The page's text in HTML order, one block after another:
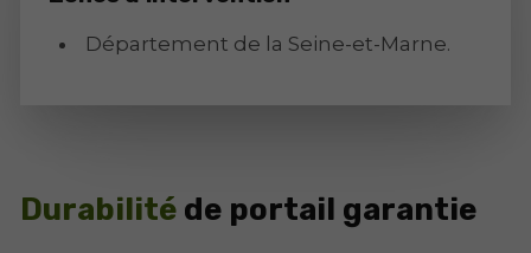
Département de la Seine-et-Marne.
Durabilité de portail garantie